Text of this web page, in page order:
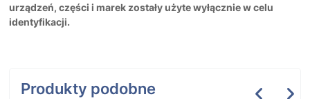
urządzeń, części i marek zostały użyte wyłącznie w celu
identyfikacji.
Produkty podobne